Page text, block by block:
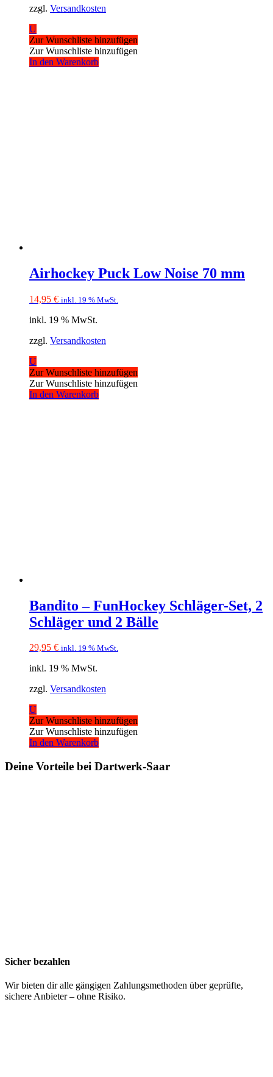
zzgl. Versandkosten
U
Zur Wunschliste hinzufügen
Zur Wunschliste hinzufügen
In den Warenkorb
Airhockey Puck Low Noise 70 mm
14,95 € inkl. 19 % MwSt.
inkl. 19 % MwSt.
zzgl. Versandkosten
U
Zur Wunschliste hinzufügen
Zur Wunschliste hinzufügen
In den Warenkorb
Bandito – FunHockey Schläger-Set, 2
Schläger und 2 Bälle
29,95 € inkl. 19 % MwSt.
inkl. 19 % MwSt.
zzgl. Versandkosten
U
Zur Wunschliste hinzufügen
Zur Wunschliste hinzufügen
In den Warenkorb
Deine Vorteile bei Dartwerk-Saar
Sicher bezahlen
Wir bieten dir alle gängigen Zahlungsmethoden über geprüfte,
sichere Anbieter – ohne Risiko.